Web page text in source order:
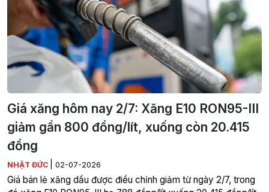
Giá xăng hôm nay 2/7: Xăng E10 RON95-III
giảm gần 800 đồng/lít, xuống còn 20.415
đồng
NHẬT ĐỨC 02-07-2026
Giá bán lẻ xăng dầu được điều chỉnh giảm từ ngày 2/7, trong